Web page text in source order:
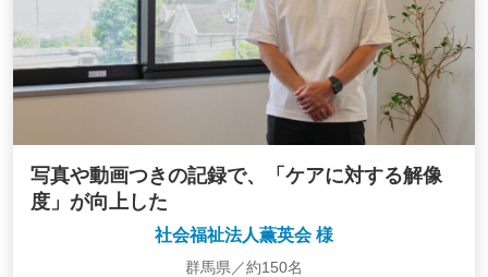
写真や動画つきの記録で、「ケアに対する解像
度」が向上した
社会福祉法人薫英会 様
群馬県／約150名